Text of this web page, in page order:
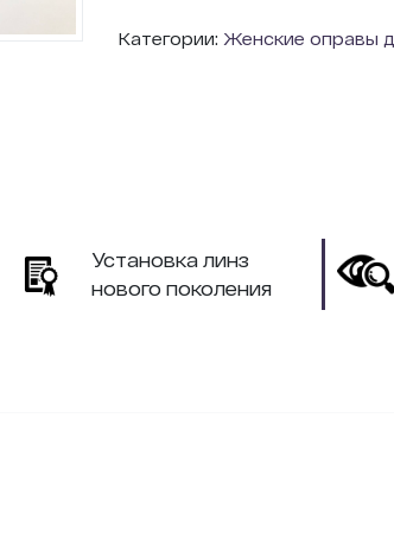
Категории: Женские оправы
Установка линз
нового поколения